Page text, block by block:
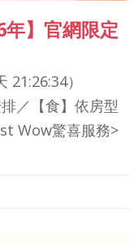
】官網限定
21:26:32）
／【食】依房型
Wow驚喜服務>